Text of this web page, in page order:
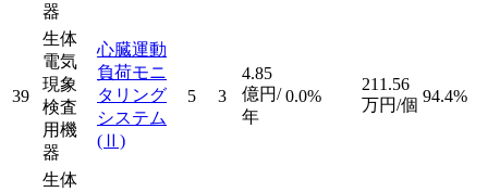
器
39
生体
電気
現象
検査
用機
器
心臓運動
負荷モニ
タリング
システム
(Ⅱ)
5 3
4.85
億円/
年
0.0%
211.56
万円/個 94.4%
生体